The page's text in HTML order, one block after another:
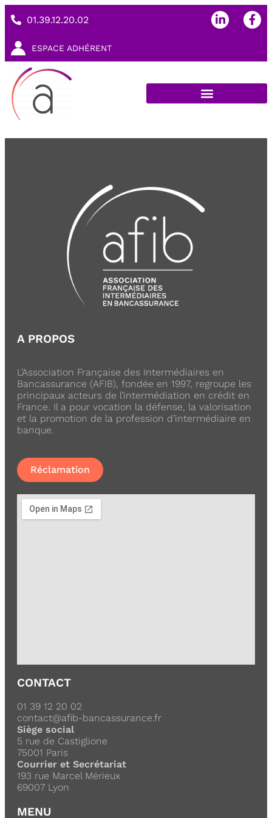
01.39.12.20.02
ESPACE ADHÉRENT
A PROPOS
L’Association Française des Intermédiaires en
Bancassurance (AFIB), fondée en 1997, regroupe les
principaux acteurs de l’intermédiation en crédit en
France. Il a pour vocation la défense, la valorisation
et la promotion de la profession d’intermédiaire en
banque.
Réclamation
CONTACT
01 39 12 20 02
contact@afib-bancassurance.fr
Siège social
5 rue de Castiglione
75001 Paris
Courrier et Secrétariat
193 rue Marcel Mérieux
69007 Lyon
MENU